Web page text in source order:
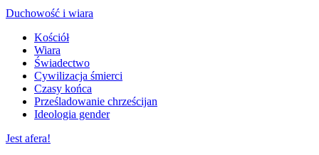
Duchowość i wiara
Kościół
Wiara
Świadectwo
Cywilizacja śmierci
Czasy końca
Prześladowanie chrześcijan
Ideologia gender
Jest afera!